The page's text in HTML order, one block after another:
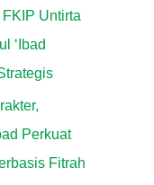
Untirta
‘Ibad
Perkuat
Fitrah